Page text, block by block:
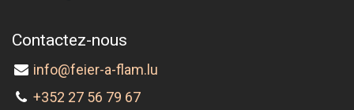
Contactez-nous
info@feier-a-flam.lu
+352 27 56 79 67